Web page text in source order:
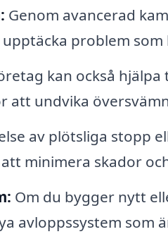
Genom avancerad
problem som
kan också
att undvika
av plötsliga stopp
minimera skador
Om du bygger nytt
avloppssystem som